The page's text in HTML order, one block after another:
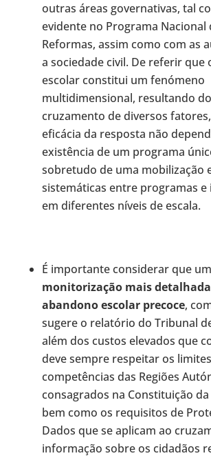
outras áreas governativas, tal
evidente no Programa Nacional
Reformas, assim como com as
a sociedade civil. De referir que
escolar constitui um fenómeno
multidimensional, resultando do
cruzamento de diversos
eficácia da resposta não
existência de um programa
sobretudo de uma mobilização
sistemáticas entre programas e
em diferentes níveis de escala.
É importante considerar que
monitorização mais
abandono escolar precoce,
sugere o relatório do Tribunal
além dos custos elevados que
deve sempre respeitar os
competências das Regiões
consagrados na Constituição da
bem como os requisitos de
Dados que se aplicam ao
informação sobre os cidadãos